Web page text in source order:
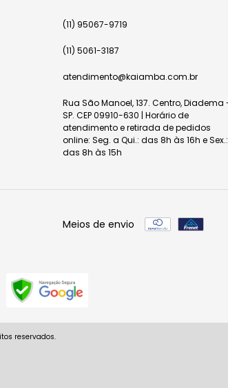
(11) 95067-9719
(11) 5061-3187
atendimento@kaiamba.com.br
Rua São Manoel, 137. Centro, Diadema
SP. CEP 09910-630 | Horário de
atendimento e retirada de pedidos
online: Seg. a Qui.: das 8h às 16h e Sex.:
das 8h às 15h
Meios de envio
reservados.